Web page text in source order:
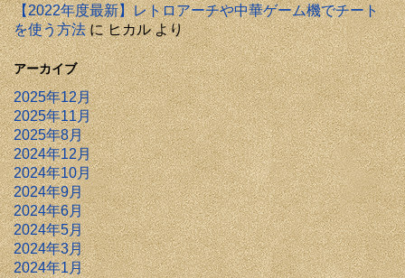
【2022年度最新】レトロアーチや中華ゲーム機でチート
を使う方法にヒカルより
アーカイブ
2025年12月
2025年11月
2025年8月
2024年12月
2024年10月
2024年9月
2024年6月
2024年5月
2024年3月
2024年1月